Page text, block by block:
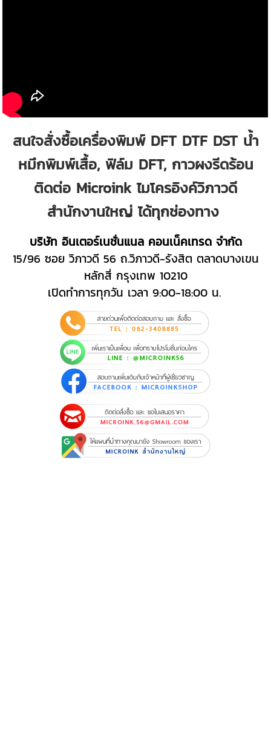
สนใจสั่งซื้อเครื่องพิมพ์ DFT DTF DST น้ำ
หมึกพิมพ์เสื้อ, ฟิล์ม DFT, กาวผงรีดร้อน
ติดต่อ Microink ไมโครอิงค์วิภาวดี
สำนักงานใหญ่ ได้ทุกช่องทาง
บริษัท อินเตอร์เนชั่นแนล คอนเน็คเทรด จำกัด
15/96 ซอย วิภาวดี 56 ถ.วิภาวดี-รังสิต ตลาดบางเขน
หลักสี่ กรุงเทพ 10210
เปิดทำการทุกวัน เวลา 9:00-18:00 น.